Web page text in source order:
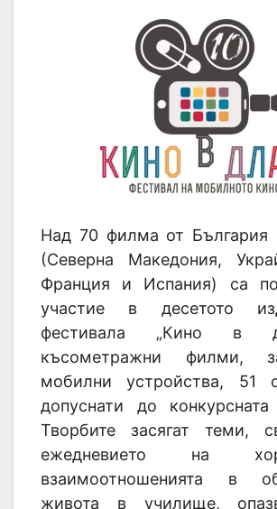
Над 70 филма от България
(Северна Македония,
Франция и Испания) са
участие в десетото
фестивала „Кино в
късометражни филми,
мобилни устройства, 51
допуснати до
Творбите засягат теми,
ежедневието на
взаимоотношенията в
живота в училище,